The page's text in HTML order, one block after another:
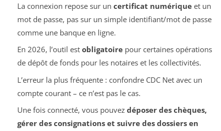
La connexion repose sur un certificat numériqueet un
mot de passe, pas sur un simple identifiant/mot de passe
comme une banque en ligne.
En 2026, l’outil est obligatoirepour certaines opérations
de dépôt de fonds pour les notaires et les collectivités.
L’erreur la plus fréquente : confondre CDC Net avec un
compte courant – ce n’est pas le cas.
Une fois connecté, vous pouvez déposer des chèques,
gérer des consignations et suivre des dossiers en